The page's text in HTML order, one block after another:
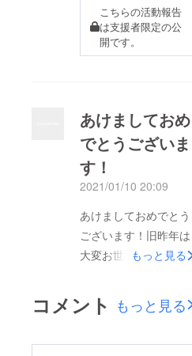
こちらの活動報告
は支援者限定の公
開です。
あけましておめ
でとうございま
す！
2021/01/10 20:09
あけましておめでとう
ございます！旧昨年は
大変お世話になり誠に
た。今年はコロナウイ
ルスによる影響が少し
もっと見る
コメント もっと見る